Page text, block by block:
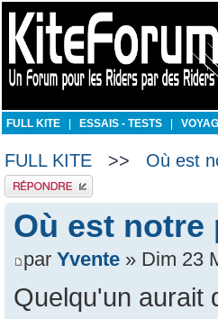
FULL KITE ESSAIS - TESTS
FULL KITE >> Où est
Publier une réponse
Où est notre
par Yvente » Dim 23
Quelqu'un aurait